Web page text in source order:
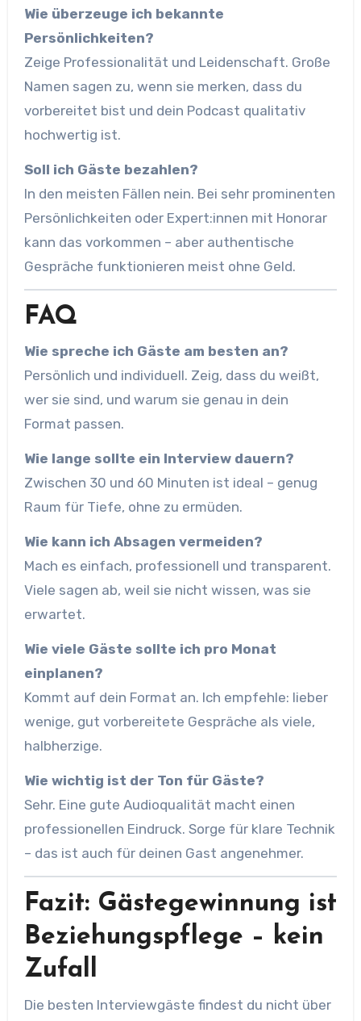
Wie überzeuge ich bekannte
Persönlichkeiten?
Zeige Professionalität und Leidenschaft. Große
Namen sagen zu, wenn sie merken, dass du
vorbereitet bist und dein Podcast qualitativ
hochwertig ist.
Soll ich Gäste bezahlen?
In den meisten Fällen nein. Bei sehr prominenten
Persönlichkeiten oder Expert:innen mit Honorar
kann das vorkommen – aber authentische
Gespräche funktionieren meist ohne Geld.
FAQ
Wie spreche ich Gäste am besten an?
Persönlich und individuell. Zeig, dass du weißt,
wer sie sind, und warum sie genau in dein
Format passen.
Wie lange sollte ein Interview dauern?
Zwischen 30 und 60 Minuten ist ideal – genug
Raum für Tiefe, ohne zu ermüden.
Wie kann ich Absagen vermeiden?
Mach es einfach, professionell und transparent.
Viele sagen ab, weil sie nicht wissen, was sie
erwartet.
Wie viele Gäste sollte ich pro Monat
einplanen?
Kommt auf dein Format an. Ich empfehle: lieber
wenige, gut vorbereitete Gespräche als viele,
halbherzige.
Wie wichtig ist der Ton für Gäste?
Sehr. Eine gute Audioqualität macht einen
professionellen Eindruck. Sorge für klare Technik
– das ist auch für deinen Gast angenehmer.
Fazit: Gästegewinnung ist
Beziehungspflege – kein
Zufall
Die besten Interviewgäste findest du nicht über